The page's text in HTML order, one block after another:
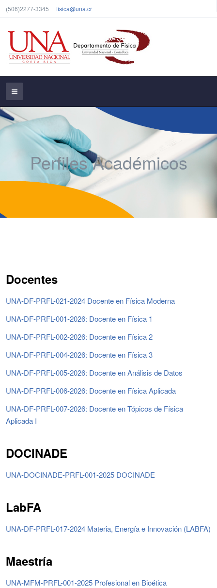
(506)2277-3345 fisica@una.cr
Perfiles Académicos
Docentes
UNA-DF-PRFL-021-2024 Docente en Física Moderna
UNA-DF-PRFL-001-2026: Docente en Física 1
UNA-DF-PRFL-002-2026: Docente en Física 2
UNA-DF-PRFL-004-2026: Docente en Física 3
UNA-DF-PRFL-005-2026: Docente en Análisis de Datos
UNA-DF-PRFL-006-2026: Docente en Física Aplicada
UNA-DF-PRFL-007-2026: Docente en Tópicos de Física
Aplicada I
DOCINADE
UNA-DOCINADE-PRFL-001-2025 DOCINADE
LabFA
UNA-DF-PRFL-017-2024 Materia, Energía e Innovación (LABFA)
Maestría
UNA-MFM-PRFL-001-2025 Profesional en Bioética